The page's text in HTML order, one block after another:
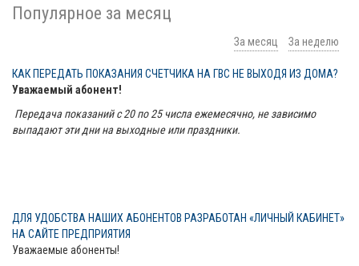
Популярное за месяц
За месяц За неделю
КАК ПЕРЕДАТЬ ПОКАЗАНИЯ СЧЕТЧИКА НА ГВС НЕ ВЫХОДЯ ИЗ ДОМА?
Уважаемый абонент!
Передача показаний с 20 по 25 числа ежемесячно, не зависимо
выпадают эти дни на выходные или праздники.
ДЛЯ УДОБСТВА НАШИХ АБОНЕНТОВ РАЗРАБОТАН «ЛИЧНЫЙ КАБИНЕТ»
НА САЙТЕ ПРЕДПРИЯТИЯ
Уважаемые абоненты!